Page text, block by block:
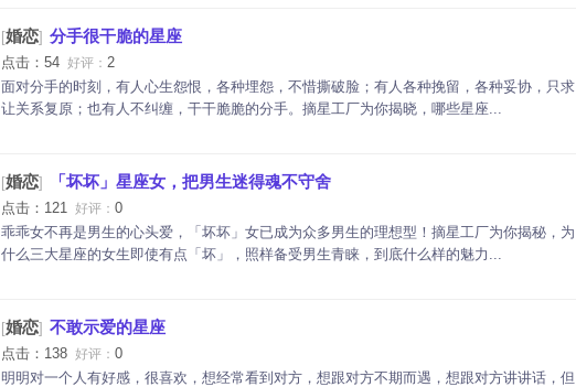
[婚恋] 分手很干脆的星座
点击：54 好评： 2
面对分手的时刻，有人心生怨恨，各种埋怨，不惜撕破脸；有人各种挽留，各种妥协，只求
让关系复原；也有人不纠缠，干干脆脆的分手。摘星工厂为你揭晓，哪些星座...
[婚恋] 「坏坏」星座女，把男生迷得魂不守舍
点击：121 好评： 0
乖乖女不再是男生的心头爱，「坏坏」女已成为众多男生的理想型！摘星工厂为你揭秘，为
什么三大星座的女生即使有点「坏」，照样备受男生青睐，到底什么样的魅力...
[婚恋] 不敢示爱的星座
点击：138 好评： 0
明明对一个人有好感，很喜欢，想经常看到对方，想跟对方不期而遇，想跟对方讲讲话，但